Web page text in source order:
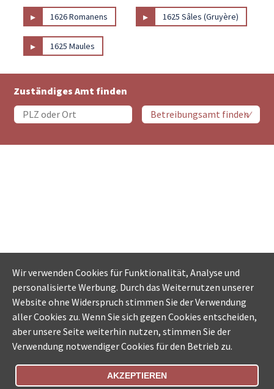
▸ 1626 Romanens ▸ 1625 Sâles (Gruyère)
▸ 1625 Maules
Zuständiges Amt finden
Wir verwenden Cookies für Funktionalität, Analyse und
personalisierte Werbung. Durch das Weiternutzen unserer
Website ohne Widerspruch stimmen Sie der Verwendung
aller Cookies zu. Wenn Sie sich gegen Cookies entscheiden,
aber unsere Seite weiterhin nutzen, stimmen Sie der
Verwendung notwendiger Cookies für den Betrieb zu.
AKZEPTIEREN